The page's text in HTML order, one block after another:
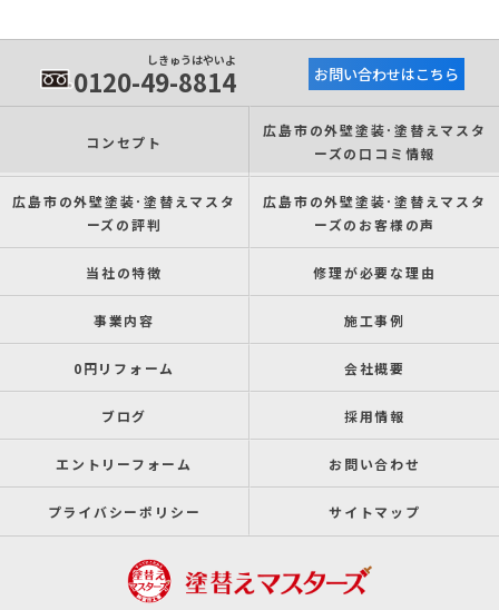
しきゅうはやいよ
0120-49-8814 お問い合わせはこちら
コンセプト
広島市の外壁塗装･塗替えマスタ
ーズの口コミ情報
広島市の外壁塗装･塗替えマスタ
ーズの評判
広島市の外壁塗装･塗替えマスタ
ーズのお客様の声
当社の特徴 修理が必要な理由
事業内容 施工事例
0円リフォーム 会社概要
ブログ 採用情報
エントリーフォーム お問い合わせ
プライバシーポリシー サイトマップ